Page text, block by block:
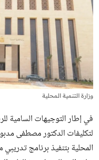
وزارة التنمية المحلية
في إطار التوجيهات السامية
لتكليفات الدكتور مصطفى